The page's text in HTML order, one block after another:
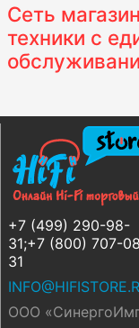
Сеть
техники с
+7 (499) 290-98-
31;+7 (800) 707-
31
ООО